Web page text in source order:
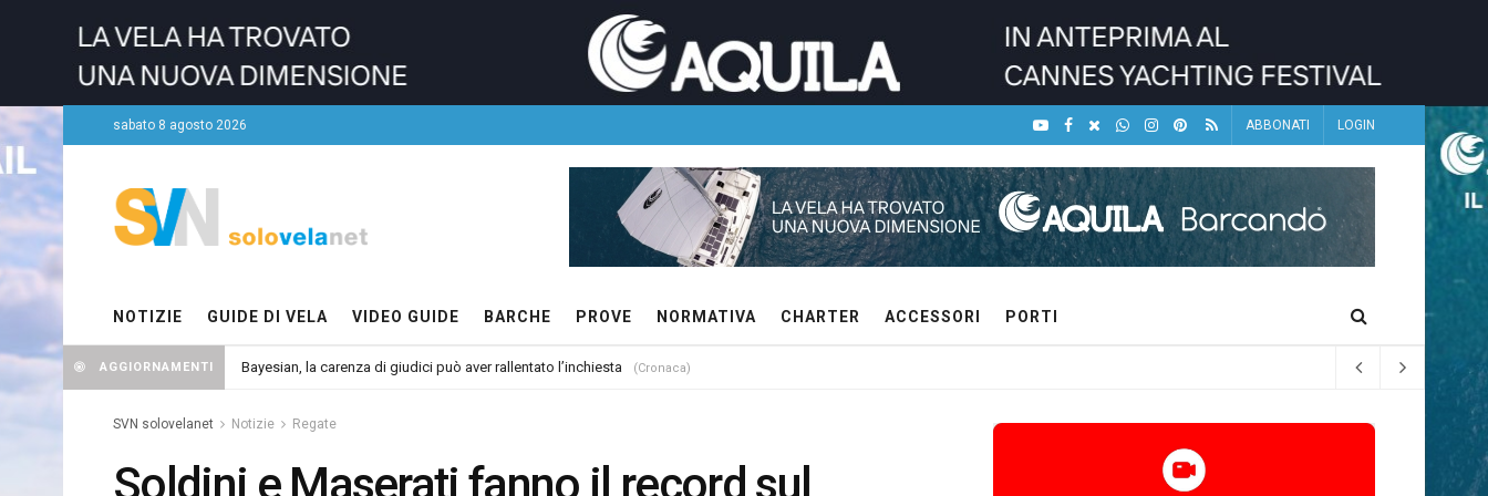
sabato 8 agosto 2026 ABBONATI LOGIN
NOTIZIE GUIDE DI VELA VIDEO GUIDE BARCHE PROVE NORMATIVA CHARTER ACCESSORI PORTI
AGGIORNAMENTI Bayesian, la carenza di giudici può aver rallentato l’inchiesta (Cronaca)
SVN solovelanet Notizie Regate
Soldini e Maserati fanno il record sul